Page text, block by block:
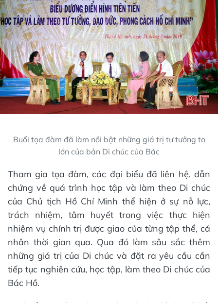
Buổi tọa đàm đã làm nổi bật những giá trị tư tưởng to
lớn của bản Di chúc của Bác
Tham gia tọa đàm, các đại biểu đã liên hệ, dẫn
chứng về quá trình học tập và làm theo Di chúc
của Chủ tịch Hồ Chí Minh thể hiện ở sự nỗ lực,
trách nhiệm, tâm huyết trong việc thực hiện
nhiệm vụ chính trị được giao của từng tập thể, cá
nhân thời gian qua. Qua đó làm sâu sắc thêm
những giá trị của Di chúc và đặt ra yêu cầu cần
tiếp tục nghiên cứu, học tập, làm theo Di chúc của
Bác Hồ.